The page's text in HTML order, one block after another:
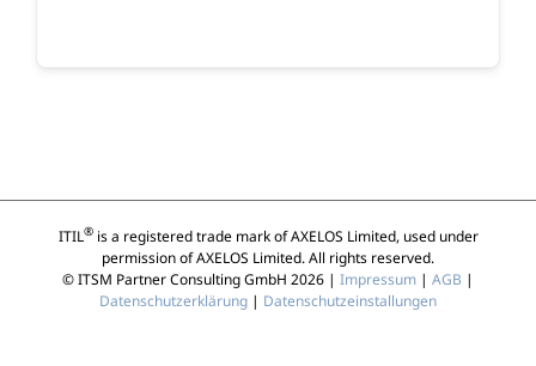
ITIL®is a registered trade mark of AXELOS Limited, used under
permission of AXELOS Limited. All rights reserved.
© ITSM Partner Consulting GmbH 2026 | Impressum | AGB |
Datenschutzerklärung | Datenschutzeinstallungen